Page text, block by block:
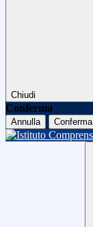
Chiudi
Conferma
Annulla Conferma